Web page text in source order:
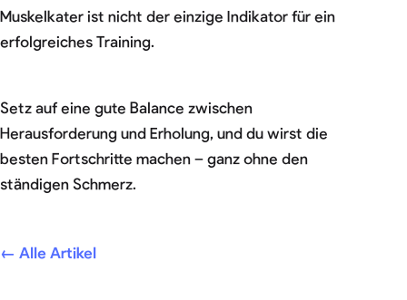
Muskelkater ist nicht der einzige Indikator für ein
erfolgreiches Training.
Setz auf eine gute Balance zwischen
Herausforderung und Erholung, und du wirst die
besten Fortschritte machen – ganz ohne den
ständigen Schmerz.
← Alle Artikel